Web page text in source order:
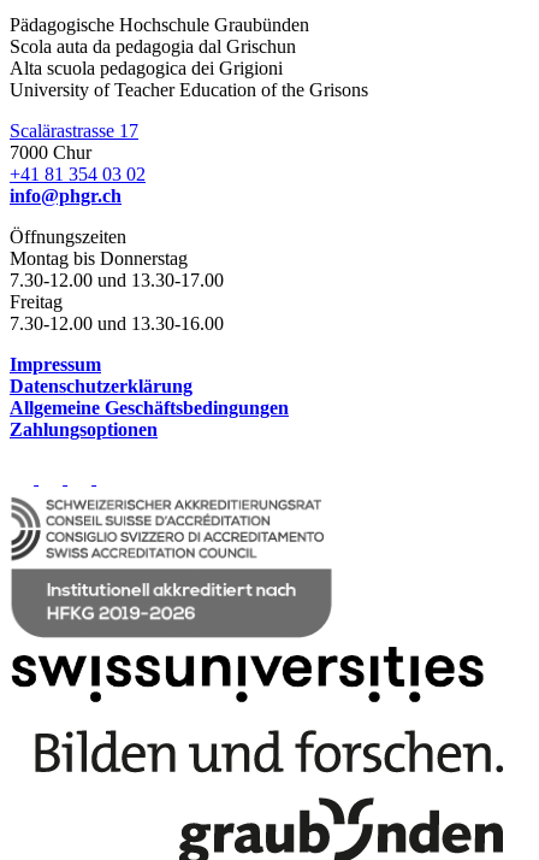
Pädagogische Hochschule Graubünden
Scola auta da pedagogia dal Grischun
Alta scuola pedagogica dei Grigioni
University of Teacher Education of the Grisons
Scalärastrasse 17
7000 Chur
+41 81 354 03 02
info@phgr.ch
Öffnungszeiten
Montag bis Donnerstag
7.30-12.00 und 13.30-17.00
Freitag
7.30-12.00 und 13.30-16.00
Impressum
Datenschutzerklärung
Allgemeine Geschäftsbedingungen
Zahlungsoptionen